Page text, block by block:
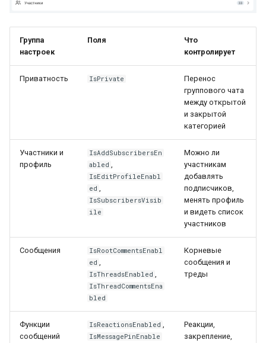
Группа
настроек
Поля
Что
контролирует
Приватность IsPrivate
Перенос
группового чата
между открытой
и закрытой
категорией
Участники и
профиль
IsAddSubscribersEn
abled ,
IsEditProfileEnabl
ed ,
IsSubscribersVisib
ile
Можно ли
участникам
добавлять
подписчиков,
менять профиль
и видеть список
участников
Сообщения
IsRootCommentsEnabl
ed ,
IsThreadsEnabled ,
IsThreadCommentsEna
bled
Корневые
сообщения и
треды
Функции
сообщений
IsReactionsEnabled ,
IsMessagePinEnable
Реакции,
закрепление,